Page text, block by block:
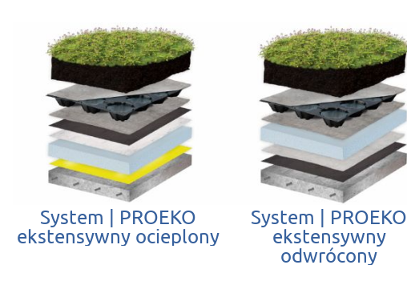
System | PROEKO
ekstensywny ocieplony
System | PROEKO
ekstensywny
odwrócony